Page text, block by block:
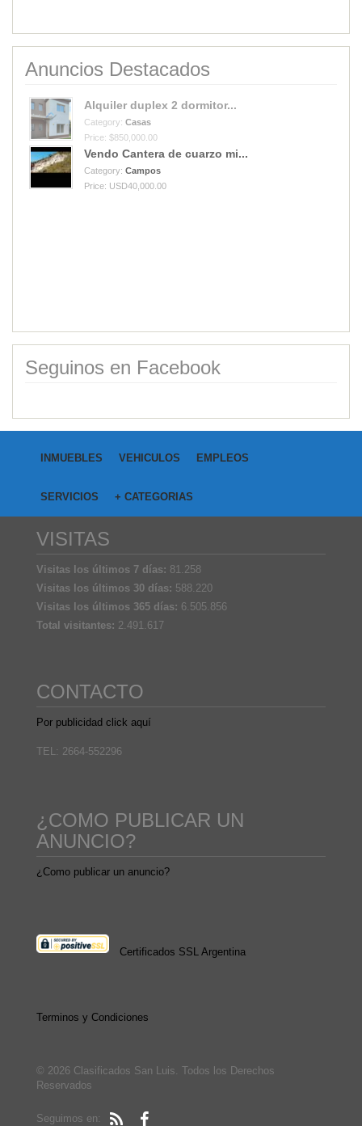
Anuncios Destacados
Vendo Cantera de cuarzo mi...
Category: Campos
Price: USD40,000.00
Seguinos en Facebook
INMUEBLES VEHICULOS EMPLEOS
SERVICIOS + CATEGORIAS
VISITAS
Visitas los últimos 7 días: 81.258
Visitas los últimos 30 días: 588.220
Visitas los últimos 365 días: 6.505.856
Total visitantes: 2.491.617
CONTACTO
Por publicidad click aquí
TEL: 2664-552296
¿COMO PUBLICAR UN
ANUNCIO?
¿Como publicar un anuncio?
Certificados SSL Argentina
Terminos y Condiciones
© 2026 Clasificados San Luis. Todos los Derechos
Reservados
Seguimos en: